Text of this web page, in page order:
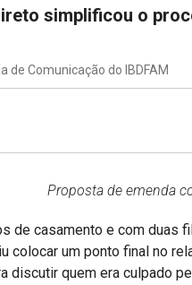
simplificou o
de Comunicação do IBDFAM
Proposta de emenda
de casamento e com duas
colocar um ponto final no
discutir quem era culpado